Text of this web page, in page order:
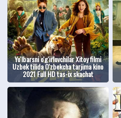
Yo'lbarsni o'g'irlovchilar Xitoy filmi
Uzbek tilida O'zbekcha tarjima kino
2021 Full HD tas-ix skachat